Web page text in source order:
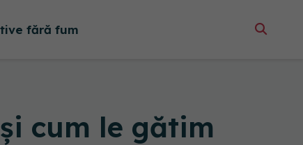
fără fum
cum le gătim